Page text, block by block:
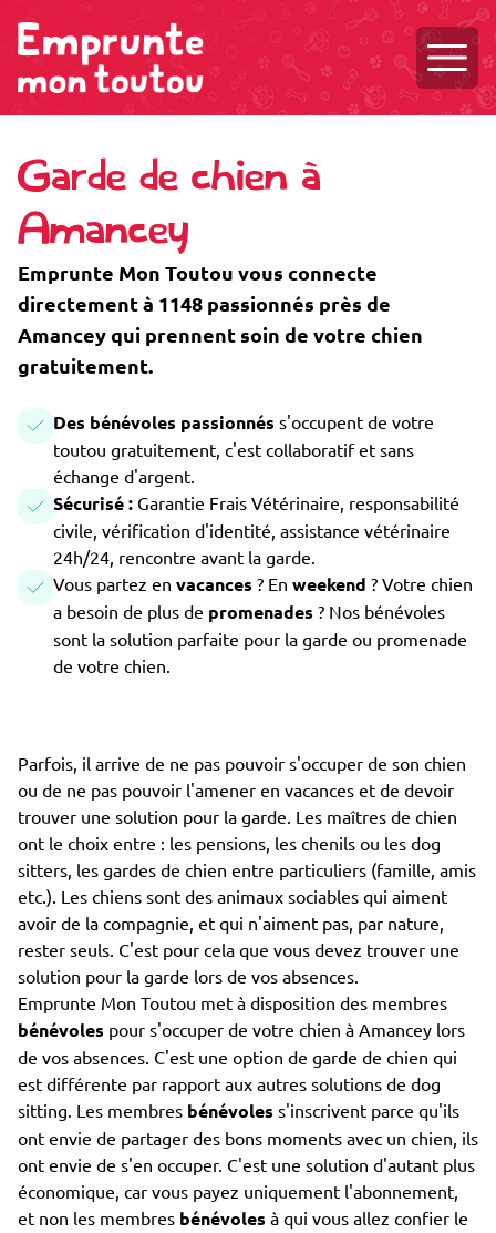
Garde de chien à
Amancey
Emprunte Mon Toutou vous connecte
directement à 1148 passionnés près de
Amancey qui prennent soin de votre chien
gratuitement.
Des bénévoles passionnés s'occupent de votre
toutou gratuitement, c'est collaboratif et sans
échange d'argent.
Sécurisé : Garantie Frais Vétérinaire, responsabilité
civile, vérification d'identité, assistance vétérinaire
24h/24, rencontre avant la garde.
Vous partez en vacances ? En weekend ? Votre chien
a besoin de plus de promenades ? Nos bénévoles
sont la solution parfaite pour la garde ou promenade
de votre chien.
Parfois, il arrive de ne pas pouvoir s'occuper de son chien
ou de ne pas pouvoir l'amener en vacances et de devoir
trouver une solution pour la garde. Les maîtres de chien
ont le choix entre : les pensions, les chenils ou les dog
sitters, les gardes de chien entre particuliers (famille, amis
etc.). Les chiens sont des animaux sociables qui aiment
avoir de la compagnie, et qui n'aiment pas, par nature,
rester seuls. C'est pour cela que vous devez trouver une
solution pour la garde lors de vos absences.
Emprunte Mon Toutou met à disposition des membres
bénévoles pour s'occuper de votre chien à Amancey lors
de vos absences. C'est une option de garde de chien qui
est différente par rapport aux autres solutions de dog
sitting. Les membres bénévoles s'inscrivent parce qu'ils
ont envie de partager des bons moments avec un chien, ils
ont envie de s'en occuper. C'est une solution d'autant plus
économique, car vous payez uniquement l'abonnement,
et non les membres bénévoles à qui vous allez confier le